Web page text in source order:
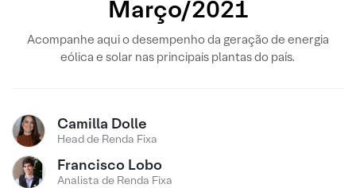
Março/2021
Acompanhe aqui o desempenho da geração de energia
eólica e solar nas principais plantas do país.
Camilla Dolle
Head de Renda Fixa
Francisco Lobo
Analista de Renda Fixa